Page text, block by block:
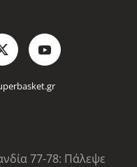
77-78: Πάλεψε